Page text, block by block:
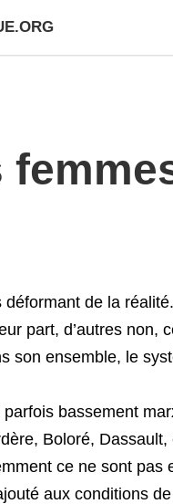
de la
part, d’autres
son ensemble, le
bassement
Boloré,
ce ne sont pas
aux conditions